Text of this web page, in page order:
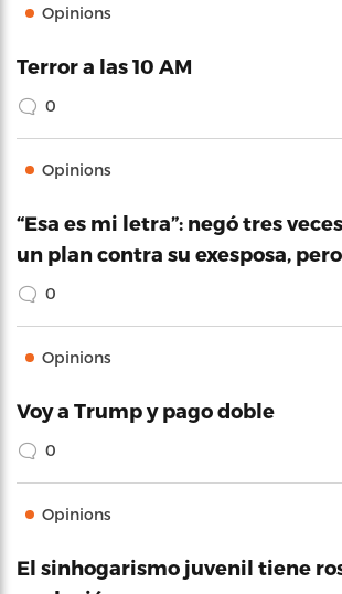
Opinions
Terror a las 10 AM
0
Opinions
“Esa es mi letra”: negó tres
un plan contra su exesposa,
0
Opinions
Voy a Trump y pago doble
0
Opinions
El sinhogarismo juvenil tiene